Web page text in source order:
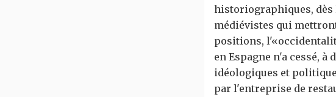
historiographiques, dès
médiévistes qui
positions,
en Espagne n'a cessé,
idéologiques et
par l'entreprise de